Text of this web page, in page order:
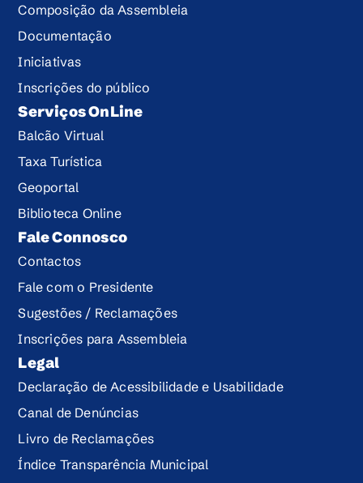
Composição da Assembleia
Documentação
Iniciativas
Inscrições do público
Serviços OnLine
Balcão Virtual
Taxa Turística
Geoportal
Biblioteca Online
Fale Connosco
Contactos
Fale com o Presidente
Sugestões / Reclamações
Inscrições para Assembleia
Legal
Declaração de Acessibilidade e Usabilidade
Canal de Denúncias
Livro de Reclamações
Índice Transparência Municipal